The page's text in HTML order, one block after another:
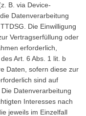
B. via Device-
Datenverarbeitung
Die Einwilligung
Vertragserfüllung oder
erforderlich,
Art. 6 Abs. 1 lit. b
Daten, sofern diese zur
sind auf
Datenverarbeitung
Interesses nach
jeweils im Einzelfall